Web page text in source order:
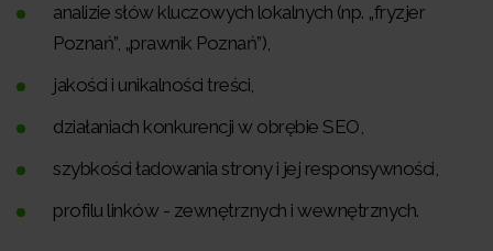
analizie słów kluczowych lokalnych (np. „fryzjer
Poznań”, „prawnik Poznań”),
jakości i unikalności treści,
działaniach konkurencji w obrębie SEO,
szybkości ładowania strony i jej responsywności,
profilu linków - zewnętrznych i wewnętrznych.